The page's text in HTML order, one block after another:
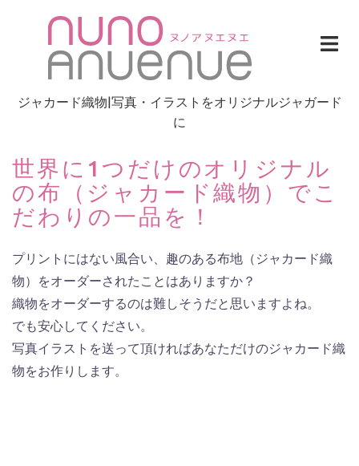
content
ジャカード織物|写真・イラストをオリジナルジャガード
に
世界に1つだけのオリジナル
の布（ジャカード織物）でこ
だわりの一品を！
プリントにはない風合い、趣のある布地（ジャカード織
物）をオーダーされたことはありますか？
織物をオーダーするのは難しそうだと思いますよね。
でも安心してください。
写真イラストを送って頂ければあなただけのジャカード織
物をお作りします。